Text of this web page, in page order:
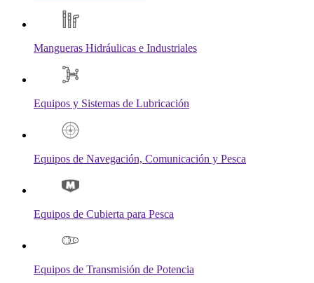
Mangueras Hidráulicas e Industriales
Equipos y Sistemas de Lubricación
Equipos de Navegación, Comunicación y Pesca
Equipos de Cubierta para Pesca
Equipos de Transmisión de Potencia